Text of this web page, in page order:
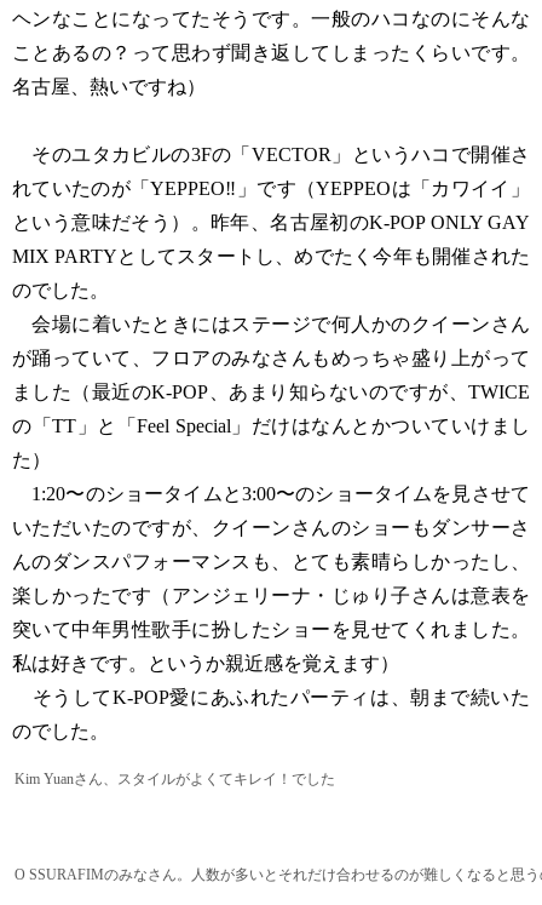
ヘンなことになってたそうです。一般のハコなのにそんな
ことあるの？って思わず聞き返してしまったくらいです。
名古屋、熱いですね）
そのユタカビルの3Fの「VECTOR」というハコで開催さ
れていたのが「YEPPEO‼︎」です（YEPPEOは「カワイイ」
という意味だそう）。昨年、名古屋初のK-POP ONLY GAY
MIX PARTYとしてスタートし、めでたく今年も開催された
のでした。
会場に着いたときにはステージで何人かのクイーンさん
が踊っていて、フロアのみなさんもめっちゃ盛り上がって
ました（最近のK-POP、あまり知らないのですが、TWICE
の「TT」と「Feel Special」だけはなんとかついていけまし
た）
1:20〜のショータイムと3:00〜のショータイムを見させて
いただいたのですが、クイーンさんのショーもダンサーさ
んのダンスパフォーマンスも、とても素晴らしかったし、
楽しかったです（アンジェリーナ・じゅり子さんは意表を
突いて中年男性歌手に扮したショーを見せてくれました。
私は好きです。というか親近感を覚えます）
そうしてK-POP愛にあふれたパーティは、朝まで続いた
のでした。
Kim Yuanさん、スタイルがよくてキレイ！でした
O SSURAFIMのみなさん。人数が多いとそれだけ合わせるのが難しくなると思